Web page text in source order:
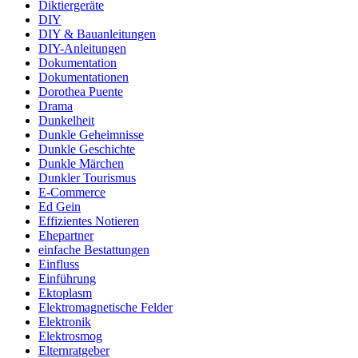
Diktiergeräte
DIY
DIY & Bauanleitungen
DIY-Anleitungen
Dokumentation
Dokumentationen
Dorothea Puente
Drama
Dunkelheit
Dunkle Geheimnisse
Dunkle Geschichte
Dunkle Märchen
Dunkler Tourismus
E-Commerce
Ed Gein
Effizientes Notieren
Ehepartner
einfache Bestattungen
Einfluss
Einführung
Ektoplasm
Elektromagnetische Felder
Elektronik
Elektrosmog
Elternratgeber